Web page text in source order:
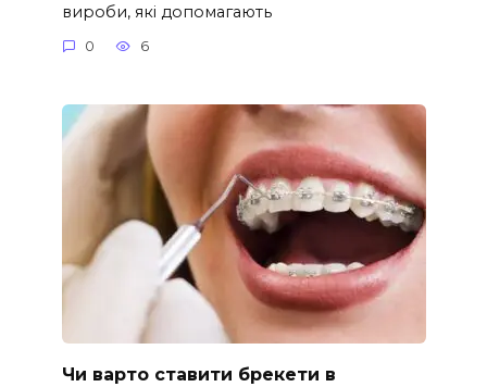
вироби, які допомагають
0 6
Чи варто ставити брекети в